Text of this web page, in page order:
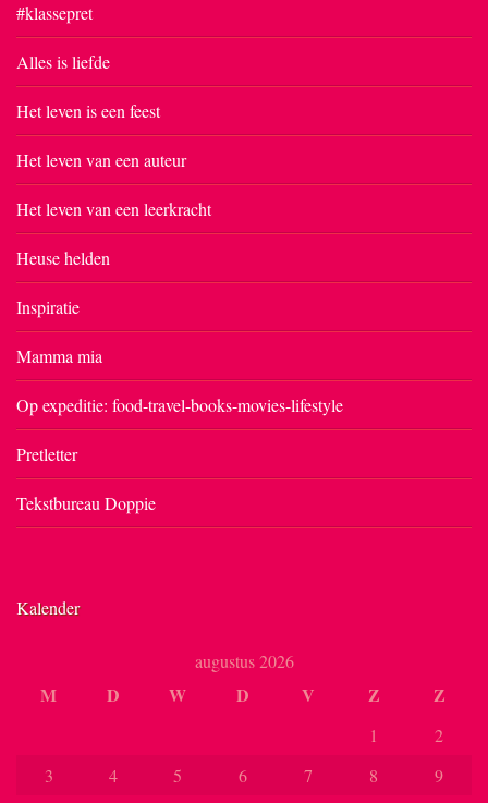
#klassepret
Alles is liefde
Het leven is een feest
Het leven van een auteur
Het leven van een leerkracht
Heuse helden
Inspiratie
Mamma mia
Op expeditie: food-travel-books-movies-lifestyle
Pretletter
Tekstbureau Doppie
Kalender
augustus 2026
M D W D V Z Z
1
2
3
4 5 6 7 8 9